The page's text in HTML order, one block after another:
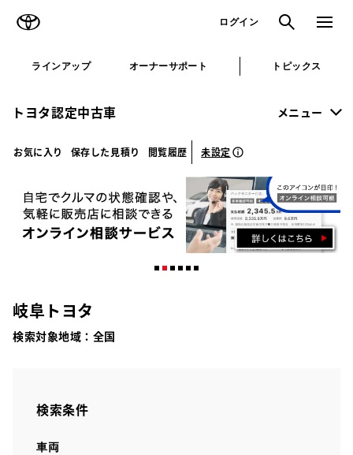
ログイン 検索 メニュ
ラインアップ オーナーサポート トピックス
トヨタ認定中古車 メニュー
お気に入り 保存した見積り 閲覧履歴 未設定
岐阜トヨタ
検索対象地域： 全国
検索条件
車両